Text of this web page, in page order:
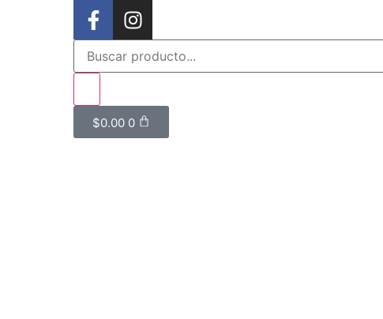
$0.00 0